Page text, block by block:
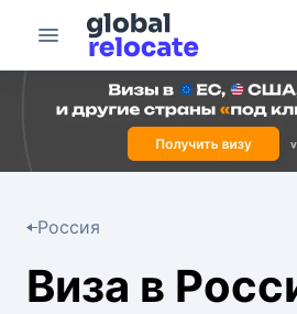
Россия
Виза в